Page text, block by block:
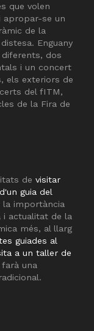
que volen
se un
de la
Enguany
diferents, dos
i un concert
els exteriors de
del fITM,
de la Fira de
devisitar
guia del
la importància
i actualitat de la
més, al llarg
guiades al
a un taller de
una